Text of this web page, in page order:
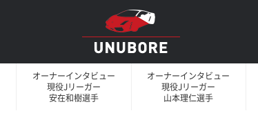
オーナーインタビュー
現役Jリーガー
安在和樹選手
オーナーインタビュー
現役Jリーガー
山本理仁選手